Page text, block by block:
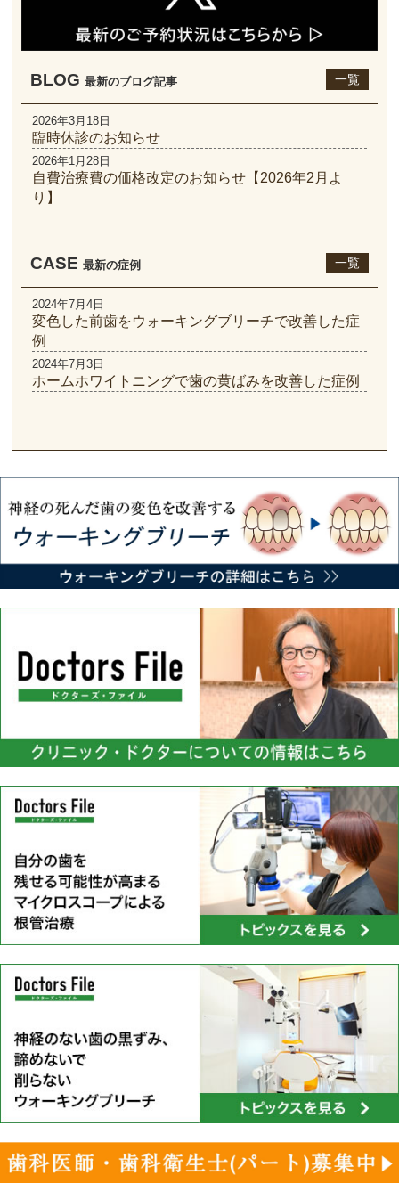
BLOG 最新のブログ記事 一覧
2026年3月18日
臨時休診のお知らせ
2026年1月28日
自費治療費の価格改定のお知らせ【2026年2月よ
り】
CASE 最新の症例 一覧
2024年7月4日
変色した前歯をウォーキングブリーチで改善した症
例
2024年7月3日
ホームホワイトニングで歯の黄ばみを改善した症例